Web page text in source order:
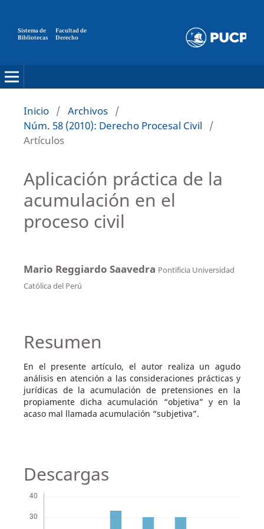
Sistema de
Bibliotecas
Facultad de
Derecho
Inicio / Archivos /
Núm. 58 (2010): Derecho Procesal Civil
/
Artículos
Aplicación práctica de la
acumulación en el
proceso civil
Mario Reggiardo Saavedra Pontificia Universidad
Católica del Perú
Resumen
En el presente artículo, el autor realiza un agudo
análisis en atención a las consideraciones prácticas y
jurídicas de la acumulación de pretensiones en la
propiamente dicha acumulación “objetiva” y en la
acaso mal llamada acumulación “subjetiva”.
Descargas